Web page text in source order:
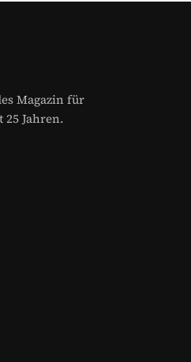
Magazin für
25 Jahren.